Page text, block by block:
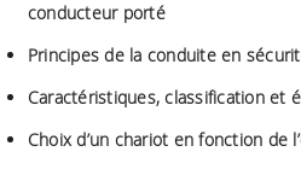
conducteur porté
Principes de la conduite en
Caractéristiques, classification et
Choix d’un chariot en fonction de